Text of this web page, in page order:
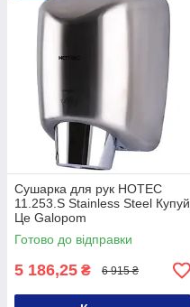
Сушарка для рук HOTEC
11.253.S Stainless Steel Купуй
Це Galopom
Готово до відправки
5 186,25 ₴ 6 915 ₴